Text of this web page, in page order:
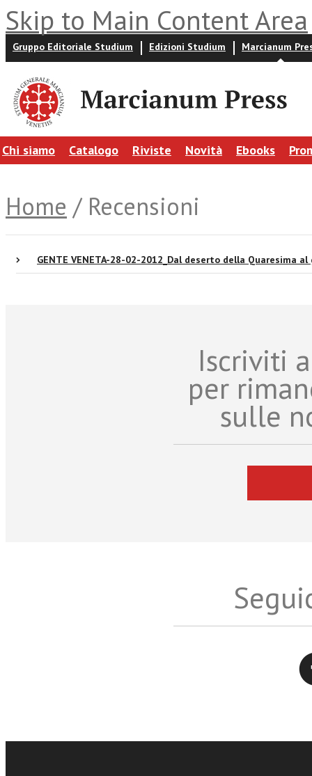
Skip to Main Content Area
Gruppo Editoriale Studium Edizioni Studium Marcianum
Chi siamo Catalogo Riviste Novità Ebooks
Home / Recensioni
GENTE VENETA-28-02-2012_Dal deserto della Quaresima
Iscriviti
per
sulle